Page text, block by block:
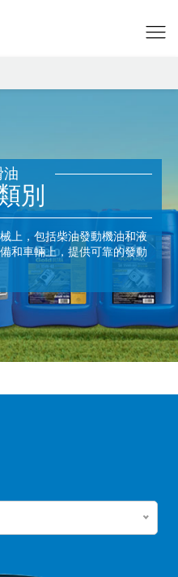
油
別
上，包括柴油發動機油和液
和車輛上，提供可靠的發動